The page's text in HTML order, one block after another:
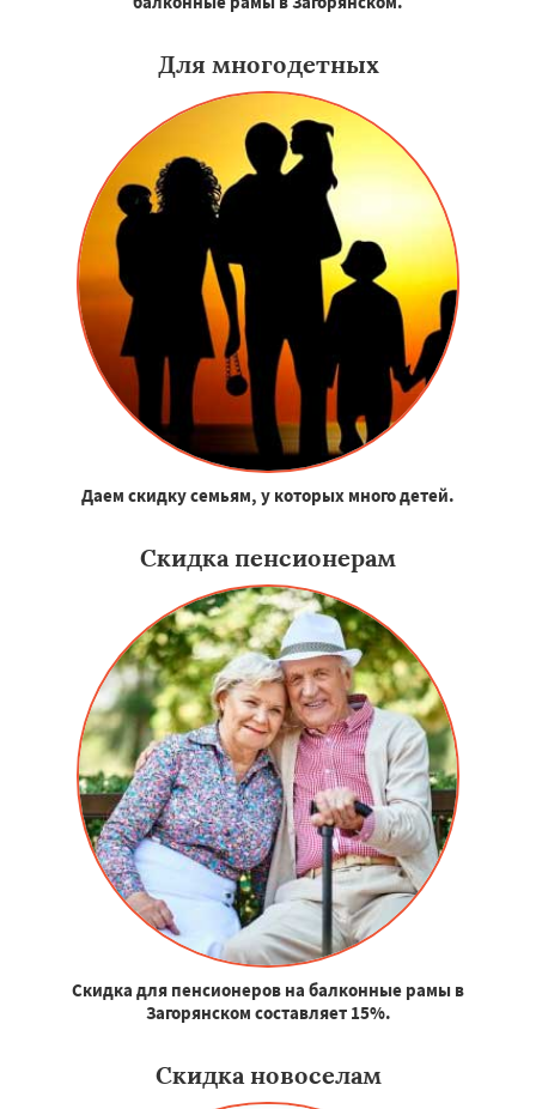
Для многодетных
Даем скидку семьям, у которых много детей.
Скидка пенсионерам
Скидка для пенсионеров на балконные рамы в
Загорянском составляет 15%.
Скидка новоселам